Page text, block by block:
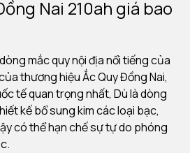
Nai 210ah giá bao
mắc quy nội địa nổi tiếng của
thương hiệu Ắc Quy Đồng Nai,
tế quan trọng nhất, Dù là dòng
kế bổ sung kim các loại bạc,
có thể hạn chế sự tự do phóng